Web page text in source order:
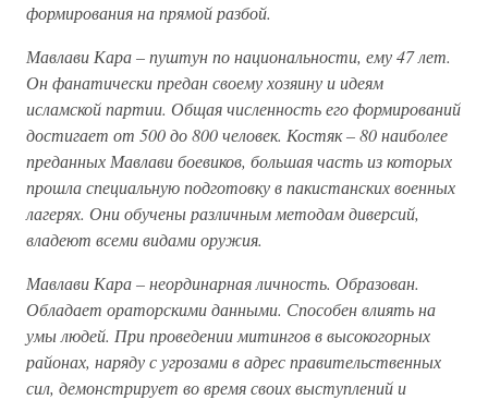
формирования на прямой разбой.
Мавлави Кара – пуштун по национальности, ему 47 лет.
Он фанатически предан своему хозяину и идеям
исламской партии. Общая численность его формирований
достигает от 500 до 800 человек. Костяк – 80 наиболее
преданных Мавлави боевиков, большая часть из которых
прошла специальную подготовку в пакистанских военных
лагерях. Они обучены различным методам диверсий,
владеют всеми видами оружия.
Мавлави Кара – неординарная личность. Образован.
Обладает ораторскими данными. Способен влиять на
умы людей. При проведении митингов в высокогорных
районах, наряду с угрозами в адрес правительственных
сил, демонстрирует во время своих выступлений и